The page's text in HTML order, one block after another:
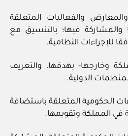
والفعاليات المتعلقة
والمشاركة فيها؛ بالتنسيق مع
للإجراءات النظامية.
وخارجها- بهدفها، والتعريف
الدولية.
الحكومية المتعلقة باستضافة
في المملكة وتقويمها.